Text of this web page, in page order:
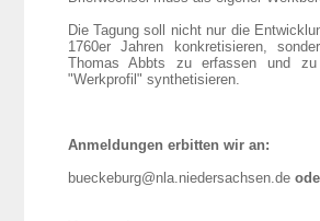
Die Tagung soll nicht nur die
1760er Jahren konkretisieren,
Thomas Abbts zu erfassen und
"Werkprofil" synthetisieren.
Anmeldungen erbitten wir an:
bueckeburg@nla.niedersachsen.de